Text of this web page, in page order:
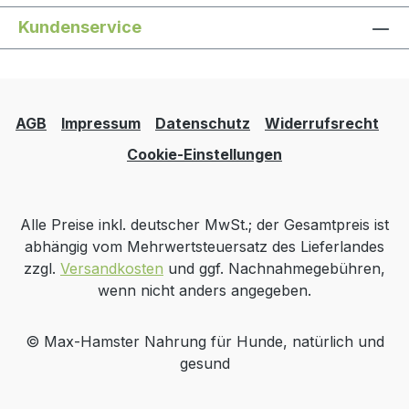
Rohasche: 1,8% Rohfaser: < 0,3%
Feuchtigkeit: 68,2% Ergänzungsfuttermittel
Tapioka (aus der Maniokwurzel)
Analytische Bestandteile: Rohprotein:
200g Trainings-Fleischwurst Ziege
Zusammensetzung: Ziegenfleisch ohne
Innereien (min. 97%), Tapioka (aus der
Maniokwurzel) Analytische Bestandteile:
Rohasche: 2% Rohfaser: 6,3%
Feuchtigkeit: 66,3% Ergänzungsfuttermittel
Kundenservice
AGB Impressum Datenschutz
Widerrufsrecht
Cookie-Einstellungen
Alle Preise inkl. deutscher MwSt.; der Gesamtpreis ist
abhängig vom Mehrwertsteuersatz des Lieferlandes
zzgl. Versandkosten und ggf. Nachnahmegebühren,
wenn nicht anders angegeben.
© Max-Hamster Nahrung für Hunde, natürlich und
gesund